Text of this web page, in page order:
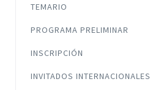
TEMARIO
PROGRAMA PRELIMINAR
INSCRIPCIÓN
INVITADOS INTERNACIONALES